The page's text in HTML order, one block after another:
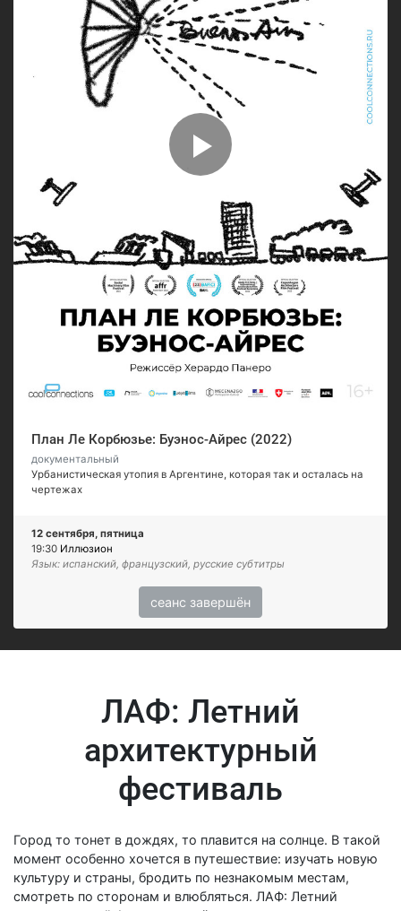
План Ле Корбюзье: Буэнос-Айрес (2022)
документальный
Урбанистическая утопия в Аргентине, которая так и осталась на
чертежах
12 сентября, пятница
19:30 Иллюзион
Язык: испанский, французский, русские субтитры
сеанс завершён
ЛАФ: Летний
архитектурный
фестиваль
Город то тонет в дождях, то плавится на солнце. В такой
момент особенно хочется в путешествие: изучать новую
культуру и страны, бродить по незнакомым местам,
смотреть по сторонам и влюбляться. ЛАФ: Летний